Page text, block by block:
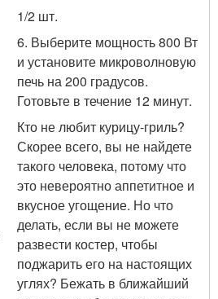
1/2 шт.
6. Выберите мощность 800 Вт
и установите микроволновую
печь на 200 градусов.
Готовьте в течение 12 минут.
Кто не любит курицу-гриль?
Скорее всего, вы не найдете
такого человека, потому что
это невероятно аппетитное и
вкусное угощение. Но что
делать, если вы не можете
развести костер, чтобы
поджарить его на настоящих
углях? Бежать в ближайший